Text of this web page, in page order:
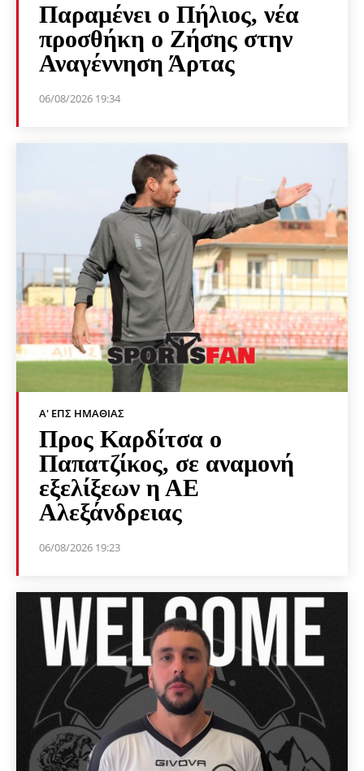
Παραμένει ο Πήλιος, νέα
προσθήκη ο Ζήσης στην
Αναγέννηση Άρτας
06/08/2026 19:34
Α' ΕΠΣ ΗΜΑΘΊΑΣ
Προς Καρδίτσα ο
Παπατζίκος, σε αναμονή
εξελίξεων η ΑΕ
Αλεξάνδρειας
06/08/2026 19:23